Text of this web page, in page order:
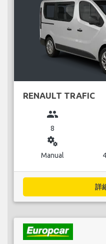
RENAULT TRAFIC
group
8
miscellaneous_services
Manual
詳